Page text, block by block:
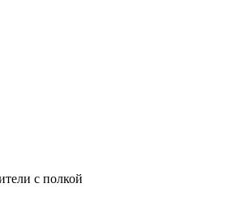
с полкой